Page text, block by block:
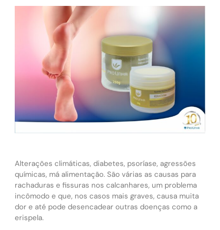
Alterações climáticas, diabetes, psoríase, agressões
químicas, má alimentação. São várias as causas para
rachaduras e fissuras nos calcanhares, um problema
incômodo e que, nos casos mais graves, causa muita
dor e até pode desencadear outras doenças como a
erispela.